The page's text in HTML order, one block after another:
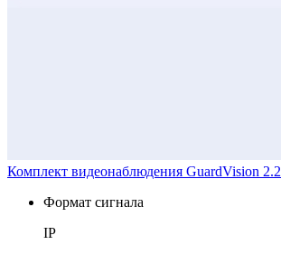
Комплект видеонаблюдения GuardVision 2.2
Формат сигнала
IP